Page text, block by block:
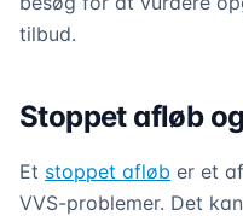
tilbud.
Stoppet afløb
Et stoppet afløb er et
VVS-problemer. Det